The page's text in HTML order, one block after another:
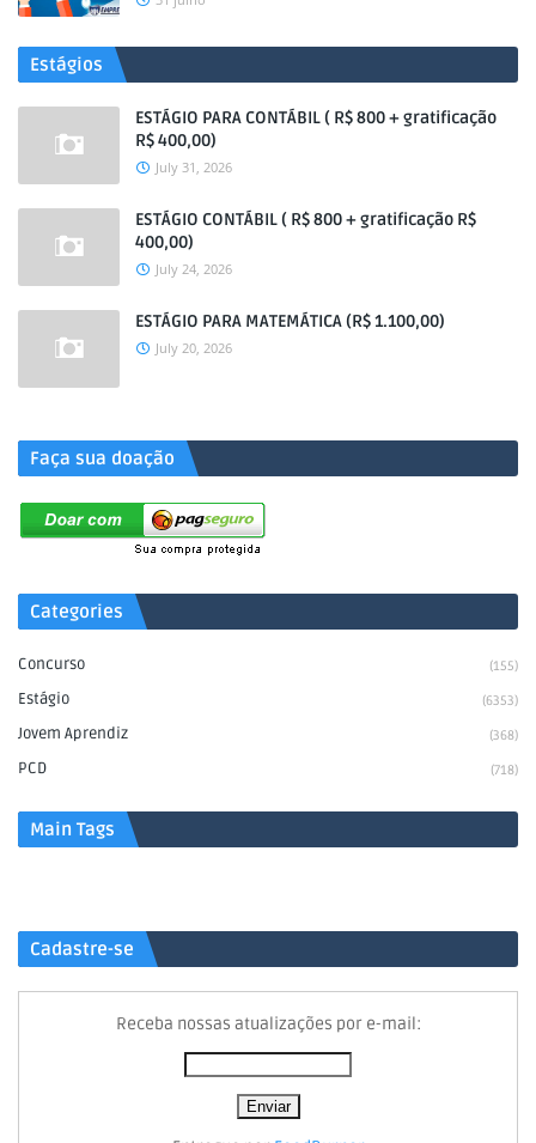
Estágios
ESTÁGIO PARA CONTÁBIL ( R$ 800 + gratificação
R$ 400,00)
July 31, 2026
ESTÁGIO CONTÁBIL ( R$ 800 + gratificação R$
400,00)
July 24, 2026
ESTÁGIO PARA MATEMÁTICA (R$ 1.100,00)
July 20, 2026
Faça sua doação
Categories
Concurso (155)
Estágio (6353)
Jovem Aprendiz (368)
PCD (718)
Main Tags
Cadastre-se
Receba nossas atualizações por e-mail: